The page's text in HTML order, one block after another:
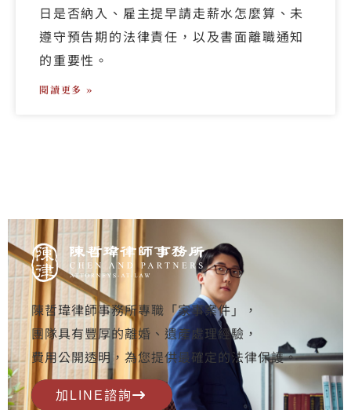
日是否納入、雇主提早請走薪水怎麼算、未
遵守預告期的法律責任，以及書面離職通知
的重要性。
閱讀更多 »
陳哲瑋律師事務所專職「家事案件」，
團隊具有豐厚的離婚、遺產處理經驗，
費用公開透明，為您提供最確定的法律保護。
加LINE諮詢